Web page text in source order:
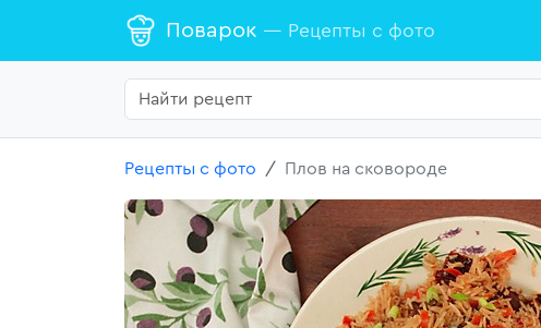
Поварок — Рецепты с фото
Рецепты с фото Плов на сковороде